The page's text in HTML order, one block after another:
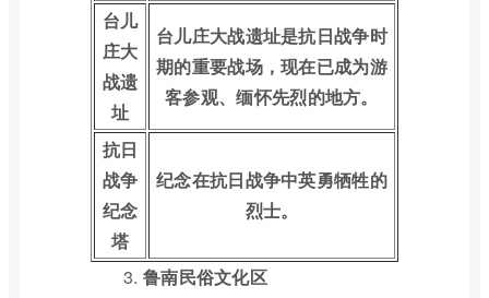
台儿
庄大
战遗
址
台儿庄大战遗址是抗日战争时
期的重要战场，现在已成为游
客参观、缅怀先烈的地方。
抗日
战争
纪念
塔
纪念在抗日战争中英勇牺牲的
烈士。
3. 鲁南民俗文化区